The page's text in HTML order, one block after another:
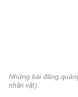
Những bài đăng
nhân vật).